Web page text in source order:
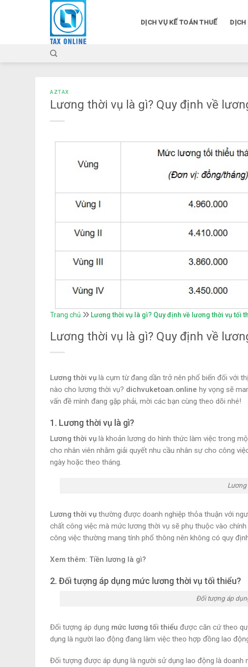
DỊCH VỤ KẾ TOÁN THUẾ DỊCH
AZTAX
Lương thời vụ là gì? Quy định về
Trang chủ Lương thời vụ là gì? Quy định về lương thời vụ tối
Lương thời vụ là gì? Quy định về
Lương thời vụ là cụm từ đang dần trở nên phổ biến đối với
nào cho lương thời vụ? dichvuketoan.online hy vọng sẽ
vấn đề mình đang gặp phải, mời các bạn cùng theo dõi nhé!
1. Lương thời vụ là gì?
Lương thời vụ là khoản lương do hình thức làm việc trong
cho nhân viên nhằm giải quyết nhu cầu nhân sự cho công
ngày hoặc theo tháng.
Lương
Lương thời vụ thường được doanh nghiệp thỏa thuận với
chất công việc mà mức lương thời vụ sẽ phụ thuộc vào
công việc thường mang tính phổ thông nên không có quy
Xem thêm: Tiền lương là gì?
2. Đối tượng áp dụng mức lương thời vụ tối thiểu?
Đối tượng áp
Đối tượng áp dụng mức lương tối thiểu được căn cứ theo
dụng là người lao động đang làm việc theo hợp đồng lao
Đối tượng được áp dụng là người sử dụng lao động là